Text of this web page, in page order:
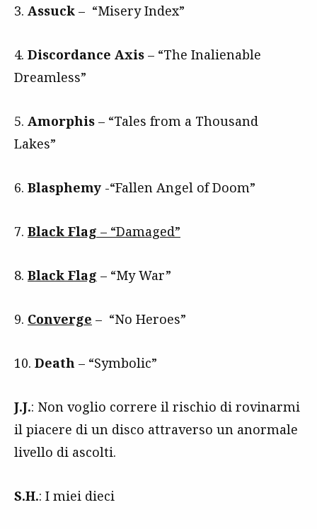
3. Assuck – “Misery Index”
4. Discordance Axis – “The Inalienable
Dreamless”
5. Amorphis – “Tales from a Thousand
Lakes”
6. Blasphemy -“Fallen Angel of Doom”
7. Black Flag – “Damaged”
8. Black Flag – “My War”
9. Converge – “No Heroes”
10. Death – “Symbolic”
J.J.: Non voglio correre il rischio di rovinarmi
il piacere di un disco attraverso un anormale
livello di ascolti.
S.H.: I miei dieci